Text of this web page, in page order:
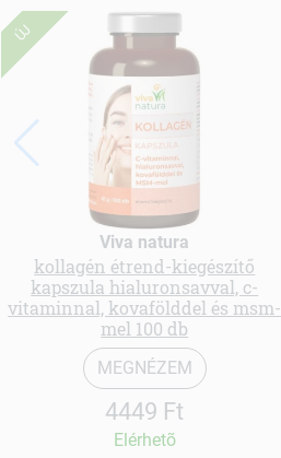
ÚJ
Viva natura
kollagén étrend-kiegészítő
kapszula hialuronsavval, c-
vitaminnal, kovafölddel és msm-
mel 100 db
MEGNÉZEM
4449 Ft
Elérhetõ